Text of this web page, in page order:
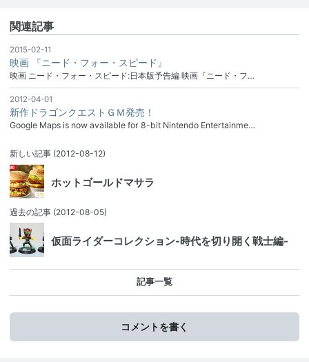
関連記事
2015-02-11
映画 『ニード・フォー・スピード』
映画 ニード・フォー・スピード:日本版予告編 映画『ニード・フ…
2012-04-01
新作ドラゴンクエストＧＭ発売！
Google Maps is now available for 8-bit Nintendo Entertainme…
新しい記事 (2012-08-12)
ホットゴールドマサラ
過去の記事 (2012-08-05)
仮面ライダーコレクション-時代を切り開く戦士編-
記事一覧
コメントを書く